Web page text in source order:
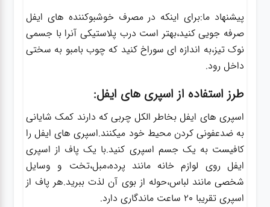
پیشنهاد ما:برای اینکه در مصرف خوشبوکننده های ایفل
صرفه جویی کنید،بهتر است درب پلاستیکی آنرا با جسمی
نوک تیز،به اندازه ای سوراخ کنید که چوب بامبو به سختی
داخل رود.
طرز استفاده از اسپری های ایفل:
اسپری های ایفل بخاطر الکل چربی که دارند کمک شایانی
به ضدعفونی کردن محیط خود میکنند.اسپری های ایفل را
کافیست به یک جسم اسپری کنید.با یک پاف از اسپری
ایفل روی لوازم خانه مانند پرده،مبل،تخت و وسایل
شخصی مانند لباس،حوله از بوی آن لذت ببرید.هر پاف از
اسپری تقریبا 20 ساعت ماندگاری دارد.